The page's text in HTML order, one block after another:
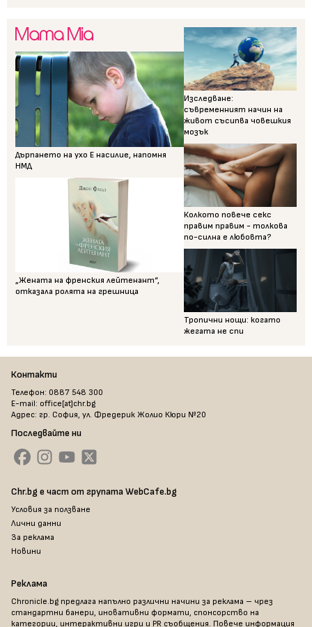
Дърпането на ухо Е насилие, напомня
НМД
„Жената на френския лейтенант“,
отказала ролята на грешница
Изследване:
съвременният начин на
живот съсипва човешкия
мозък
Колкото повече секс
правим правим - толкова
по-силна е любовта?
Тропични нощи: когато
жегата не спи
Контакти
Телефон: 0887 548 300
E-mail: office[at]chr.bg
Адрес: гр. София, ул. Фредерик Жолио Кюри №20
Последвайте ни
Chr.bg е част от групата WebCafe.bg
Условия за ползване
Лични данни
За реклама
Новини
Реклама
Chronicle.bg предлага напълно различни начини за реклама – чрез
стандартни банери, иновативни формати, спонсорство на
категории, интерактивни игри и PR съобщения. Повече информация